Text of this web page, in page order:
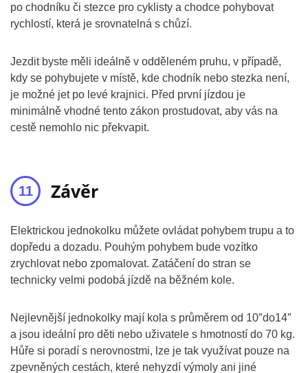
po chodníku či stezce pro cyklisty a chodce pohybovat
rychlostí, která je srovnatelná s chůzí.
Jezdit byste měli ideálně v odděleném pruhu, v případě,
kdy se pohybujete v místě, kde chodník nebo stezka není,
je možné jet po levé krajnici. Před první jízdou je
minimálně vhodné tento zákon prostudovat, aby vás na
cestě nemohlo nic překvapit.
Závěr
Elektrickou jednokolku můžete ovládat pohybem trupu a to
dopředu a dozadu. Pouhým pohybem bude vozítko
zrychlovat nebo zpomalovat. Zatáčení do stran se
technicky velmi podobá jízdě na běžném kole.
Nejlevnější jednokolky mají kola s průměrem od 10″do14″
a jsou ideální pro děti nebo uživatele s hmotností do 70 kg.
Hůře si poradí s nerovnostmi, lze je tak využívat pouze na
zpevněných cestách, které nehyzdí výmoly ani jiné